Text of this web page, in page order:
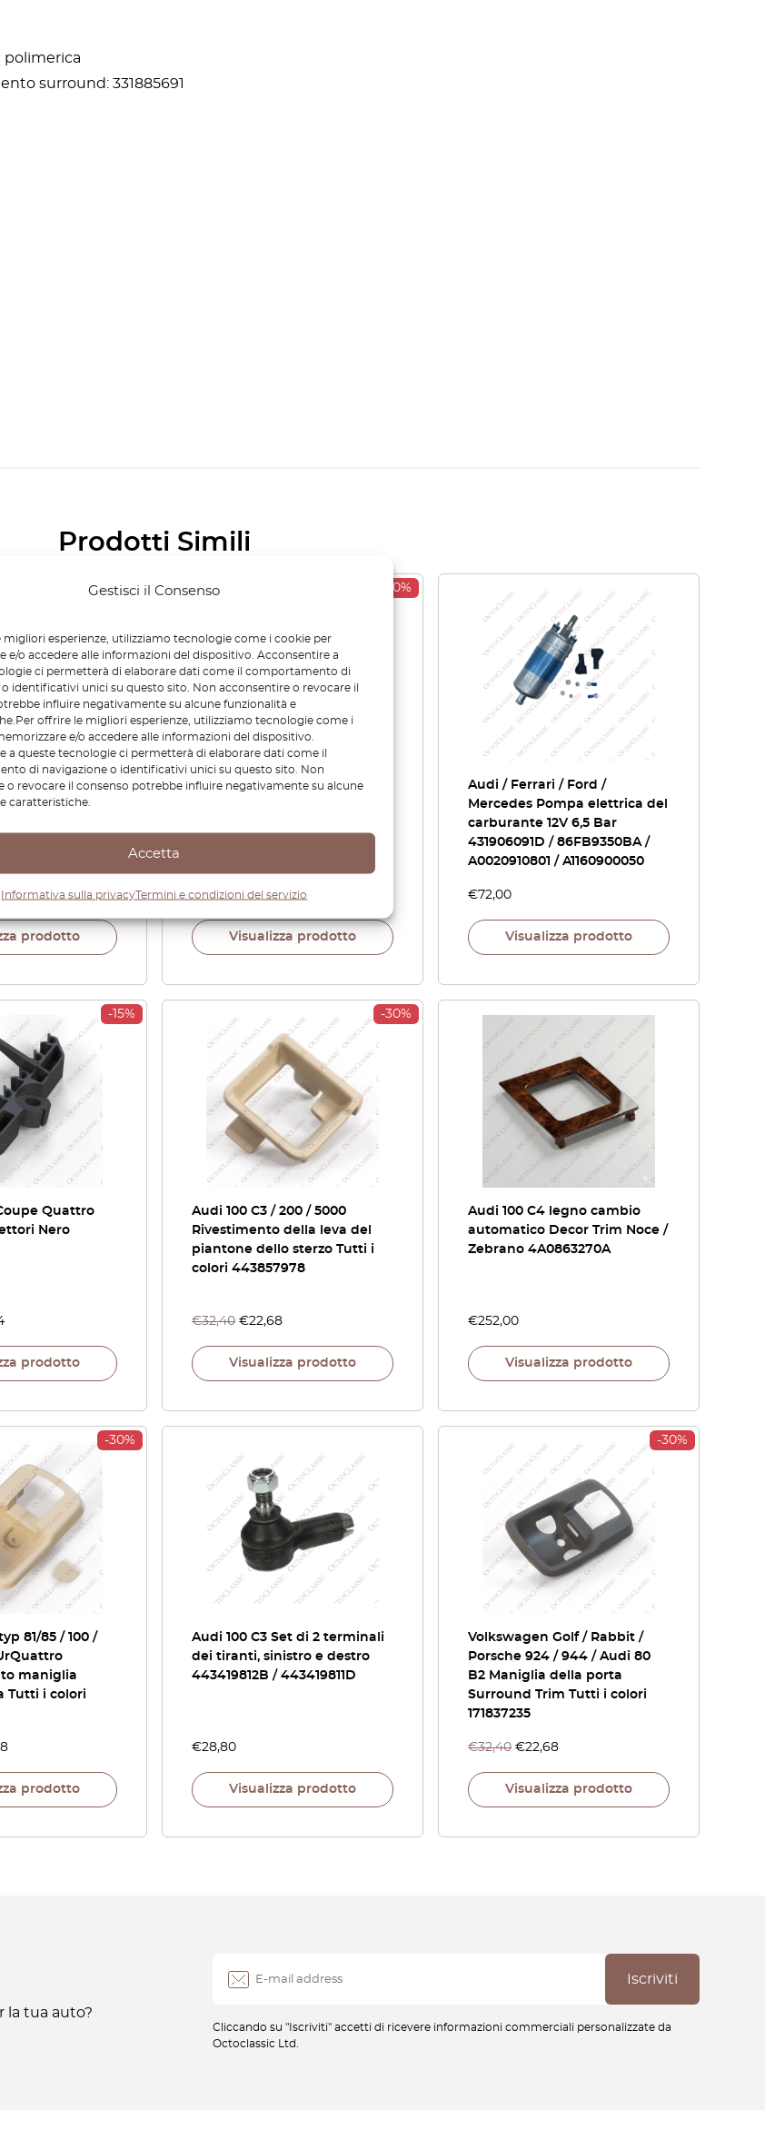
Gestisci il Consenso
migliori esperienze, utilizziamo tecnologie come i cookie per
e/o accedere alle informazioni del dispositivo. Acconsentire a
ci permetterà di elaborare dati come il comportamento di
o identificativi unici su questo sito. Non acconsentire o revocare il
influire negativamente su alcune funzionalità e
offrire le migliori esperienze, utilizziamo tecnologie come i
e/o accedere alle informazioni del dispositivo.
a queste tecnologie ci permetterà di elaborare dati come il
di navigazione o identificativi unici su questo sito. Non
o revocare il consenso potrebbe influire negativamente su alcune
caratteristiche.
Accetta
Informativa sulla privacyTermini e condizioni del servizio
polimerica
surround: 331885691
Prodotti Simili
-30%
Control
4A0959521
prodotto
-30%
Audi 100 / A6 / S4 / S6 C4 USA
€252,00 €176,40
Visualizza prodotto
Audi / Ferrari / Ford /
Mercedes Pompa elettrica del
carburante 12V 6,5 Bar
431906091D / 86FB9350BA /
A0020910801 / A1160900050
€72,00
Visualizza prodotto
-15%
Quattro
Nero
prodotto
-30%
Audi 100 C3 / 200 / 5000
Rivestimento della leva del
piantone dello sterzo Tutti i
colori 443857978
€32,40 €22,68
Visualizza prodotto
Audi 100 C4 legno cambio
automatico Decor Trim Noce /
Zebrano 4A0863270A
€252,00
Visualizza prodotto
-30%
81/85 / 100 /
maniglia
Tutti i colori
prodotto
Audi 100 C3 Set di 2 terminali
dei tiranti, sinistro e destro
443419812B / 443419811D
€28,80
Visualizza prodotto
-30%
Volkswagen Golf / Rabbit /
Porsche 924 / 944 / Audi 80
B2 Maniglia della porta
Surround Trim Tutti i colori
171837235
€32,40 €22,68
Visualizza prodotto
la tua auto?
Cliccando su "Iscriviti" accetti di ricevere informazioni commerciali personalizzate da
Octoclassic Ltd.